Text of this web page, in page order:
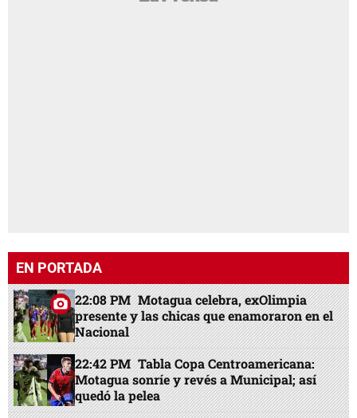
EN PORTADA
22:08 PM Motagua celebra, exOlimpia
presente y las chicas que enamoraron en el
Nacional
22:42 PM Tabla Copa Centroamericana:
Motagua sonríe y revés a Municipal; así
quedó la pelea